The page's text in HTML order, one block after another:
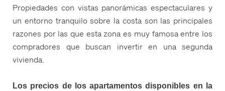
Propiedades con vistas panorámicas espectaculares y
un entorno tranquilo sobre la costa son las principales
razones por las que esta zona es muy famosa entre los
compradores que buscan invertir en una segunda
vivienda.
Los precios de los apartamentos disponibles en la